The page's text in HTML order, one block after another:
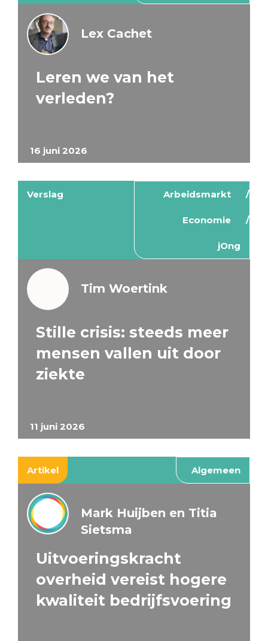
16 juni 2026
Lex Cachet
Leren we van het
verleden?
Verslag Arbeidsmarkt
Economie
jOng
11 juni 2026
Tim Woertink
Stille crisis: steeds meer
mensen vallen uit door
ziekte
Artikel Algemeen
Mark Huijben en Titia
Sietsma
Uitvoeringskracht
overheid vereist hogere
kwaliteit bedrijfsvoering